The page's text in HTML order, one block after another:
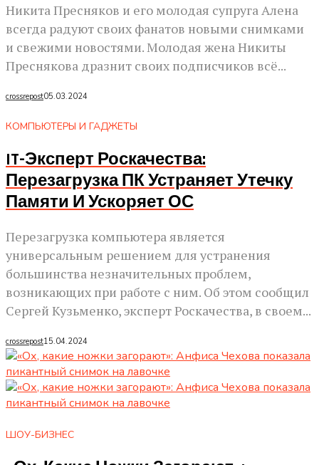
Никита Пресняков и его молодая супруга Алена
всегда радуют своих фанатов новыми снимками
и свежими новостями. Молодая жена Никиты
Преснякова дразнит своих подписчиков всё...
crossrepost05.03.2024
КОМПЬЮТЕРЫ И ГАДЖЕТЫ
IT-Эксперт Роскачества:
Перезагрузка ПК Устраняет Утечку
Памяти И Ускоряет ОС
Перезагрузка компьютера является
универсальным решением для устранения
большинства незначительных проблем,
возникающих при работе с ним. Об этом сообщил
Сергей Кузьменко, эксперт Роскачества, в своем...
crossrepost15.04.2024
ШОУ-БИЗНЕС